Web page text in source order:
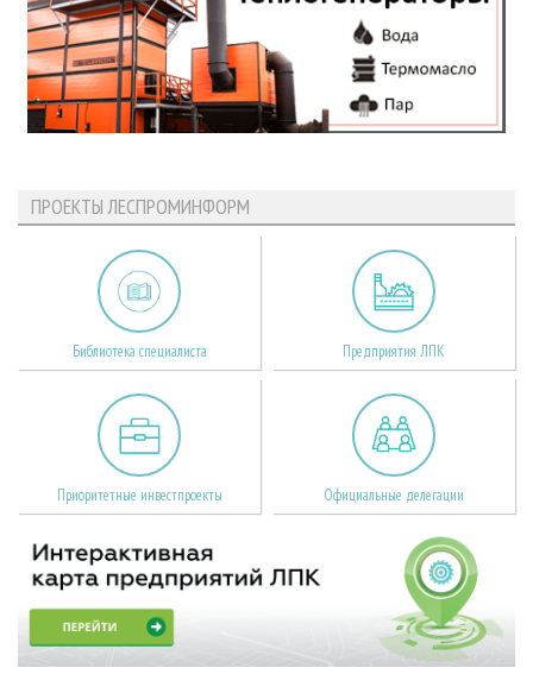
ПРОЕКТЫ ЛЕСПРОМИНФОРМ
Библиотека специалиста Предприятия ЛПК
Приоритетные инвестпроекты Официальные делегации